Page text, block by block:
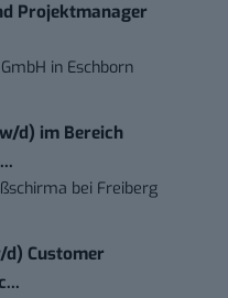
Projektmanager
in Eschborn
d) im Bereich
bei Freiberg
Customer